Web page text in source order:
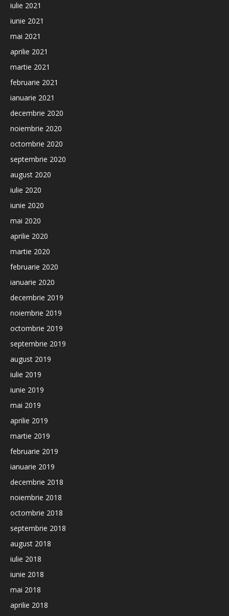
iulie 2021
iunie 2021
mai 2021
aprilie 2021
martie 2021
februarie 2021
ianuarie 2021
decembrie 2020
noiembrie 2020
octombrie 2020
septembrie 2020
august 2020
iulie 2020
iunie 2020
mai 2020
aprilie 2020
martie 2020
februarie 2020
ianuarie 2020
decembrie 2019
noiembrie 2019
octombrie 2019
septembrie 2019
august 2019
iulie 2019
iunie 2019
mai 2019
aprilie 2019
martie 2019
februarie 2019
ianuarie 2019
decembrie 2018
noiembrie 2018
octombrie 2018
septembrie 2018
august 2018
iulie 2018
iunie 2018
mai 2018
aprilie 2018